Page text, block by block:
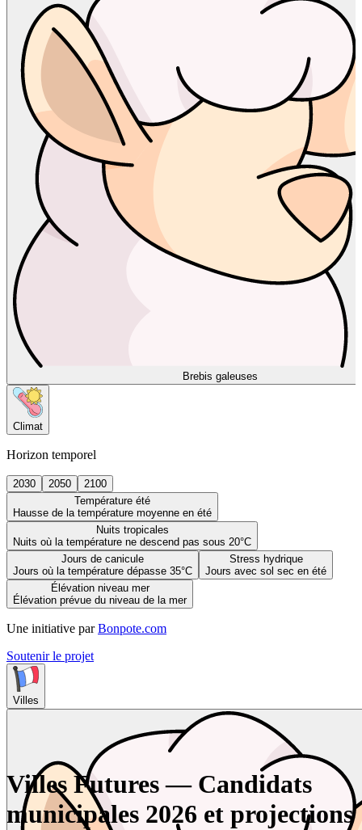
Brebis galeuses
Climat
Horizon temporel
2030 2050
2100
Température été
Hausse de la température moyenne en été
Nuits tropicales
Nuits où la température ne descend pas sous 20°C
Jours de canicule
Jours où la température dépasse 35°C
Stress hydrique
Jours avec sol sec en été
Élévation niveau mer
Élévation prévue du niveau de la mer
Une initiative par Bonpote.com
Soutenir le projet
Villes
Villes Futures — Candidats
municipales 2026 et projections